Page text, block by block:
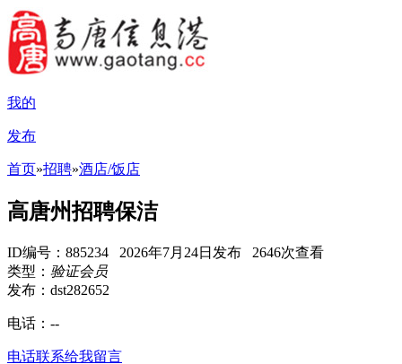
我的
发布
首页»招聘»酒店/饭店
高唐州招聘保洁
ID编号：885234 2026年7月24日发布 2646次查看
类型： 验证会员
发布：dst282652
电话： --
电话联系给我留言